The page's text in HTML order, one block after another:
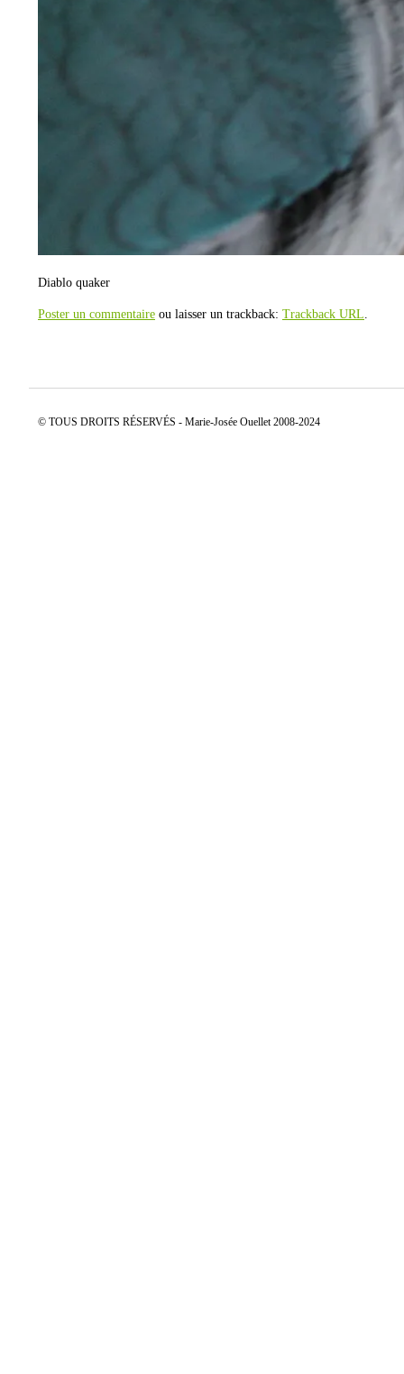
Diablo quaker
Poster un commentaire ou laisser un trackback: Trackback URL
© TOUS DROITS RÉSERVÉS - Marie-Josée Ouellet 2008-2024